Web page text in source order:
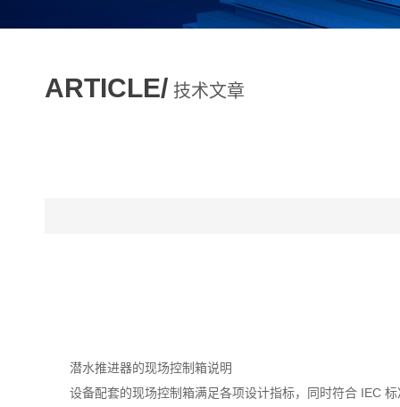
ARTICLE/ 技术文章
潜水推进器的现场控制箱说明
设备配套的现场控制箱满足各项设计指标，同时符合 IEC